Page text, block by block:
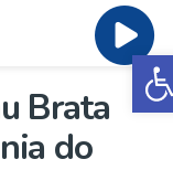
Brata
do